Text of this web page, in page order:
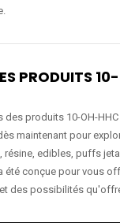
PRODUITS
des produits 10-OH-
maintenant pour
résine, edibles, puffs
été conçue pour vous
des possibilités